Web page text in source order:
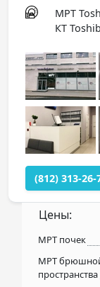
МРТ
КТ
(812) 313-26-
Цены:
МРТ почек
МРТ
пространства